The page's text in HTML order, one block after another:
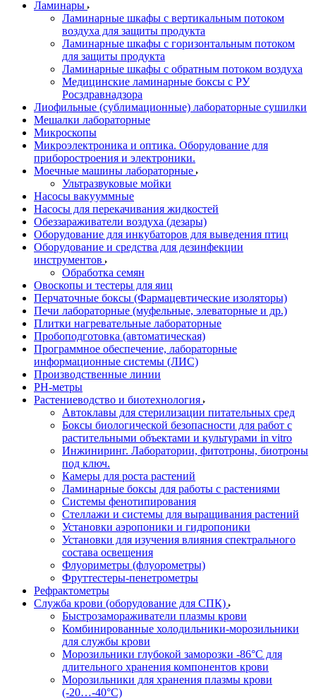
Ламинары
Ламинарные шкафы с вертикальным потоком
воздуха для защиты продукта
Ламинарные шкафы с горизонтальным потоком
для защиты продукта
Ламинарные шкафы с обратным потоком воздуха
Медицинские ламинарные боксы с РУ
Росздравнадзора
Лиофильные (сублимационные) лабораторные сушилки
Мешалки лабораторные
Микроскопы
Микроэлектроника и оптика. Оборудование для
приборостроения и электроники.
Моечные машины лабораторные
Ультразвуковые мойки
Насосы вакууммные
Насосы для перекачивания жидкостей
Обеззараживатели воздуха (дезары)
Оборудование для инкубаторов для выведения птиц
Оборудование и средства для дезинфекции
инструментов
Обработка семян
Овоскопы и тестеры для яиц
Перчаточные боксы (Фармацевтические изоляторы)
Печи лабораторные (муфельные, элеваторные и др.)
Плитки нагревательные лабораторные
Пробоподготовка (автоматическая)
Программное обеспечение, лабораторные
информационные системы (ЛИС)
Производственные линии
РH-метры
Растениеводство и биотехнология
Автоклавы для стерилизации питательных сред
Боксы биологической безопасности для работ с
растительными объектами и культурами in vitro
Инжиниринг. Лаборатории, фитотроны, биотроны
под ключ.
Камеры для роста растений
Ламинарные боксы для работы с растениями
Системы фенотипирования
Стеллажи и системы для выращивания растений
Установки аэропоники и гидропоники
Установки для изучения влияния спектрального
состава освещения
Флуориметры (флуорометры)
Фруттестеры-пенетрометры
Рефрактометры
Служба крови (оборудование для СПК)
Быстрозамораживатели плазмы крови
Комбинированные холодильники-морозильники
для службы крови
Морозильники глубокой заморозки -86°С для
длительного хранения компонентов крови
Морозильники для хранения плазмы крови
(-20…-40°С)